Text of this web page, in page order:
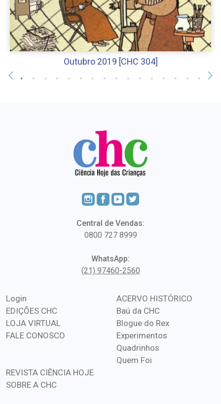
Outubro 2019 [CHC 304]
Central de Vendas:
0800 727 8999
WhatsApp:
(21) 97460-2560
Login
EDIÇÕES CHC
LOJA VIRTUAL
FALE CONOSCO
ACERVO HISTÓRICO
Baú da CHC
Blogue do Rex
Experimentos
Quadrinhos
Quem Foi
REVISTA CIÊNCIA HOJE
SOBRE A CHC